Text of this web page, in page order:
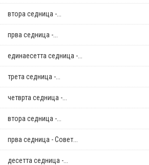
втора седница -...
прва седница -...
единаесетта седница -...
трета седница -...
четврта седница -...
втора седница -...
прва седница - Совет...
десетта седница -...